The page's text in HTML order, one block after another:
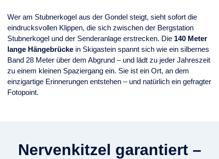
Wer am Stubnerkogel aus der Gondel steigt, sieht sofort die
eindrucksvollen Klippen, die sich zwischen der Bergstation
Stubnerkogel und der Senderanlage erstrecken. Die 140 Meter
lange Hängebrücke in Skigastein spannt sich wie ein silbernes
Band 28 Meter über dem Abgrund – und lädt zu jeder Jahreszeit
zu einem kleinen Spaziergang ein. Sie ist ein Ort, an dem
einzigartige Erinnerungen entstehen – und natürlich ein gefragter
Fotopoint.
Nervenkitzel garantiert –